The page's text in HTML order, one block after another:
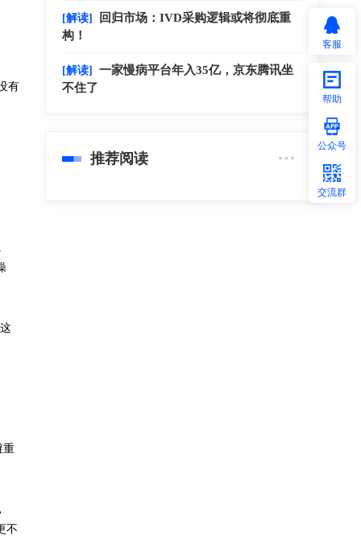
客服
帮助
公众号
交流群
有
重
不
[解读]
回归市场：IVD采购逻辑或将彻底重
构！
[解读]
一家慢病平台年入35亿，京东腾讯坐
不住了
推荐阅读